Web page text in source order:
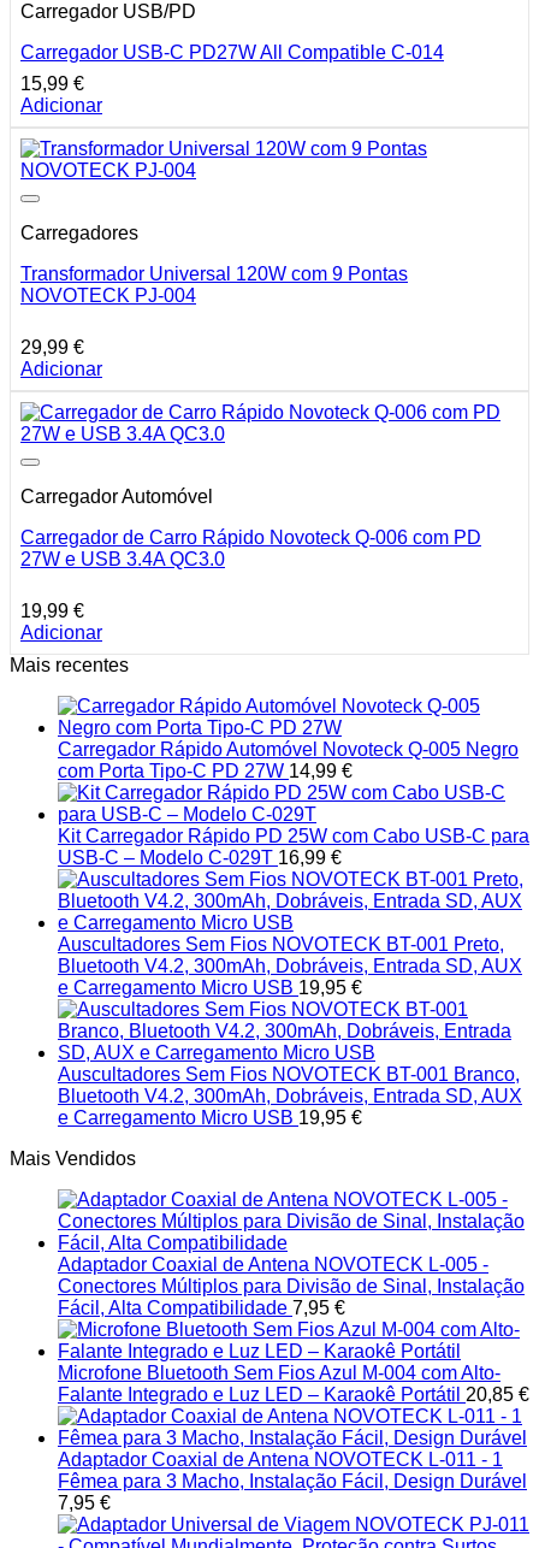
Carregador USB/PD
Carregador USB-C PD27W All Compatible C-014
15,99 €
Adicionar
Carregadores
Transformador Universal 120W com 9 Pontas
NOVOTECK PJ-004
29,99 €
Adicionar
Carregador Automóvel
Carregador de Carro Rápido Novoteck Q-006 com PD
27W e USB 3.4A QC3.0
19,99 €
Adicionar
Mais recentes
Carregador Rápido Automóvel Novoteck Q-005 Negro
com Porta Tipo-C PD 27W 14,99 €
Kit Carregador Rápido PD 25W com Cabo USB-C para
USB-C – Modelo C-029T 16,99 €
Auscultadores Sem Fios NOVOTECK BT-001 Preto,
Bluetooth V4.2, 300mAh, Dobráveis, Entrada SD, AUX
e Carregamento Micro USB 19,95 €
Auscultadores Sem Fios NOVOTECK BT-001 Branco,
Bluetooth V4.2, 300mAh, Dobráveis, Entrada SD, AUX
e Carregamento Micro USB 19,95 €
Mais Vendidos
Adaptador Coaxial de Antena NOVOTECK L-005 -
Conectores Múltiplos para Divisão de Sinal, Instalação
Fácil, Alta Compatibilidade 7,95 €
Microfone Bluetooth Sem Fios Azul M-004 com Alto-
Falante Integrado e Luz LED – Karaokê Portátil 20,85 €
Adaptador Coaxial de Antena NOVOTECK L-011 - 1
Fêmea para 3 Macho, Instalação Fácil, Design Durável
7,95 €